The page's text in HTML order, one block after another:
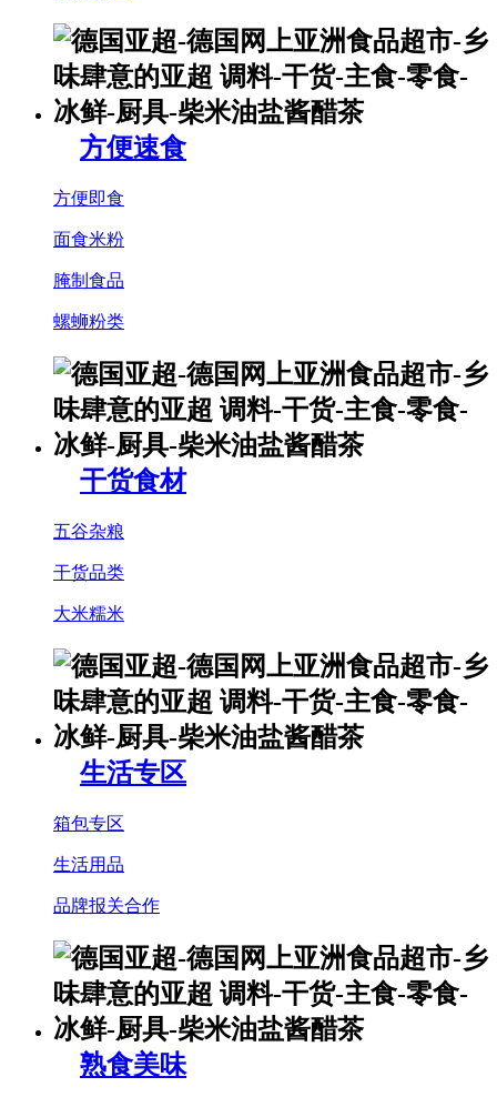
方便速食
方便即食
面食米粉
腌制食品
螺蛳粉类
干货食材
五谷杂粮
干货品类
大米糯米
生活专区
箱包专区
生活用品
品牌报关合作
熟食美味